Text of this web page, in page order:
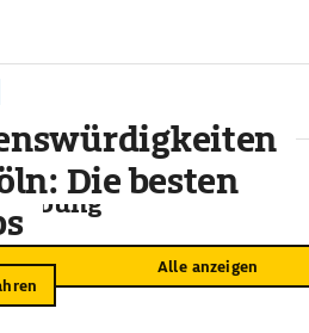
Alle anzeigen
Die besten